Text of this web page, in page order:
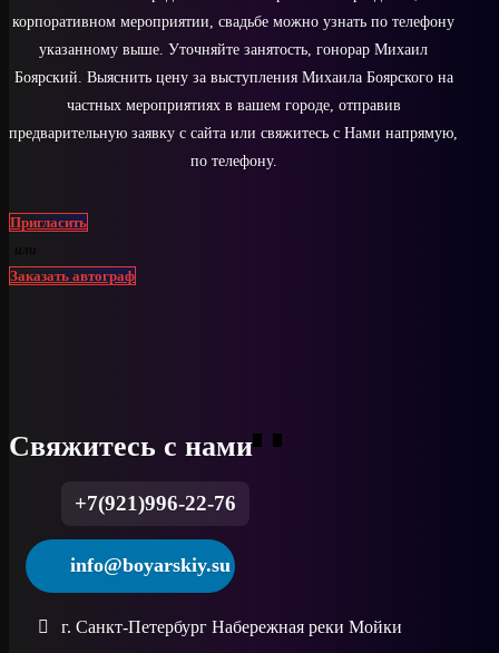
корпоративном мероприятии, свадьбе можно узнать по телефону
указанному выше. Уточняйте занятость, гонорар Михаил
Боярский. Выяснить цену за выступления Михаила Боярского на
частных мероприятиях в вашем городе, отправив
предварительную заявку с сайта или свяжитесь с Нами напрямую,
по телефону.
Пригласить
или
Заказать автограф
Свяжитесь с нами
+7(921)996-22-76
info@boyarskiy.su
г. Санкт-Петербург Набережная реки Мойки